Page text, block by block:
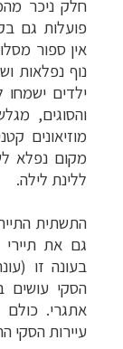
חלק ניכר
פועלות גם
אין ספור
נוף נפלאות
ילדים
והסוגים,
מוזיאונים
מקום נפלא
ללינת לילה.
התשתית
גם את תיירי
בעונה זו
הסקי עושים
אתגרי.
עיירות הסקי